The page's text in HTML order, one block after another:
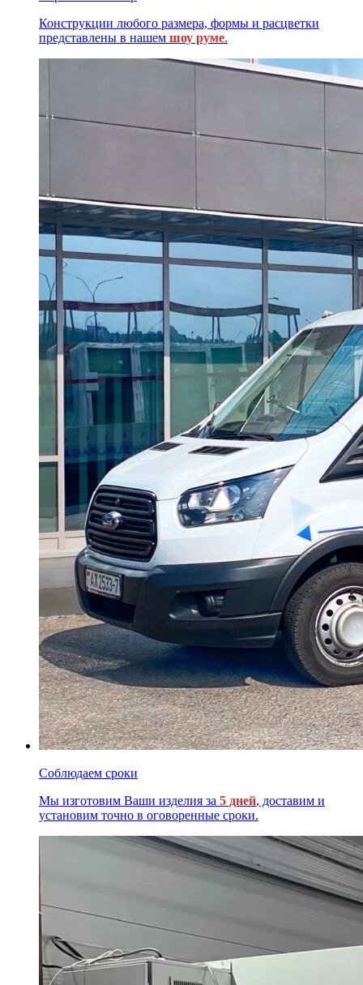
Конструкции любого размера, формы и расцветки
представлены в нашем шоу руме.
Соблюдаем сроки
Мы изготовим Ваши изделия за 5 дней, доставим и
установим точно в оговоренные сроки.